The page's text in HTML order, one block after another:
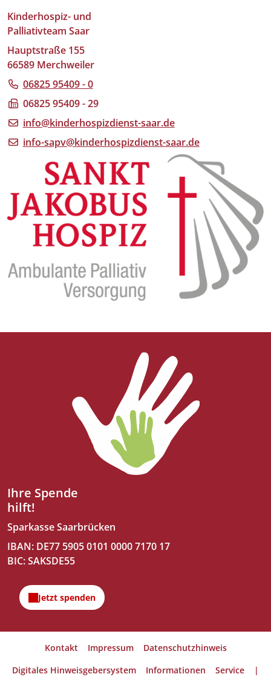
Kinderhospiz- und
Palliativteam Saar
Hauptstraße 155
66589 Merchweiler
06825 95409 - 0
06825 95409 - 29
info@kinderhospizdienst-saar.de
info-sapv@kinderhospizdienst-saar.de
Ihre Spende
hilft!
Sparkasse Saarbrücken
IBAN: DE77 5905 0101 0000 7170 17
BIC: SAKSDE55
Kontakt Impressum
Datenschutzhinweis
Digitales Hinweisgebersystem
Informationen Service
|